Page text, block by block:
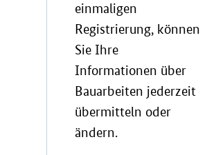
einmaligen
Registrierung, können
Sie Ihre
Informationen über
Bauarbeiten jederzeit
übermitteln oder
ändern.